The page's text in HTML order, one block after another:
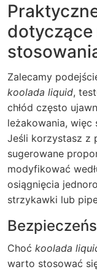
dotyczące
Zalecamy
koolada liquid,
chłód często
leżakowania, więc
Jeśli korzystasz z
sugerowane
modyfikować
osiągnięcia
strzykawki lub
Choć koolada
warto stosować